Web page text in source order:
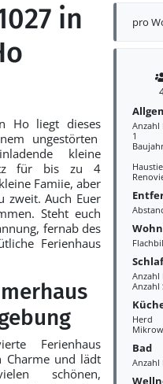
pro
Anzahl
1
Anzahl
Anzahl
Herd
Bad
Anzahl
in
Ho liegt dieses
ungestörten
kleine
für bis zu 4
Famiie, aber
zweit. Auch Euer
Steht euch
fernab des
Ferienhaus
Ferienhaus
Charme und lädt
schönen,